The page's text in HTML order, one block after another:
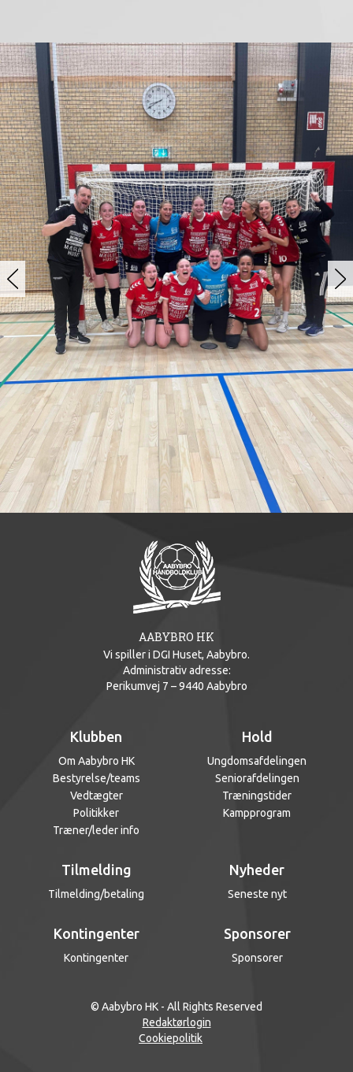
AABYBRO HK
Vi spiller i DGI Huset, Aabybro.
Administrativ adresse:
Perikumvej 7 – 9440 Aabybro
Klubben
Om Aabybro HK
Bestyrelse/teams
Vedtægter
Politikker
Træner/leder info
Hold
Ungdomsafdelingen
Seniorafdelingen
Træningstider
Kampprogram
Tilmelding
Tilmelding/betaling
Nyheder
Seneste nyt
Kontingenter
Kontingenter
Sponsorer
Sponsorer
© Aabybro HK - All Rights Reserved
Redaktørlogin
Cookiepolitik